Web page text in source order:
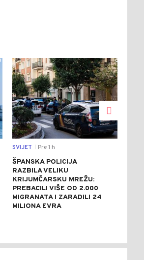
0
SVIJET Pre 1 h
ŠPANSKA POLICIJA
RAZBILA VELIKU
KRIJUMČARSKU MREŽU:
PREBACILI VIŠE OD 2.000
MIGRANATA I ZARADILI 24
MILIONA EVRA